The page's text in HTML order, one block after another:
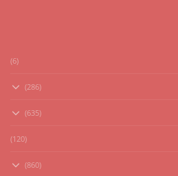
(6)
(286)
(635)
(120)
(860)